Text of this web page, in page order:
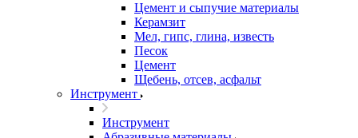
Цемент и сыпучие материалы
Керамзит
Мел, гипс, глина, известь
Песок
Цемент
Щебень, отсев, асфальт
Инструмент
Инструмент